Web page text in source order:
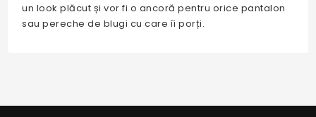
un look plăcut și vor fi o ancoră pentru orice pantalon
sau pereche de blugi cu care îi porți.